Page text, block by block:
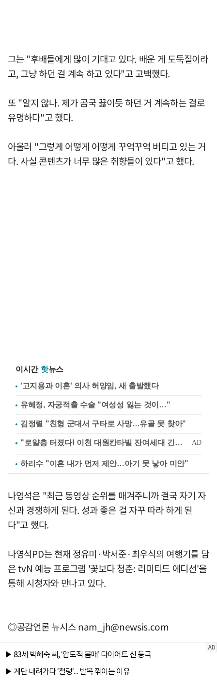
그는 "후배들에게 많이 기대고 있다. 배운 게 도둑질이라
고, 그냥 하던 걸 계속 하고 있다"고 고백했다.
또 "알지 않나. 제가 곰국 끓이듯 하던 거 계속하는 걸로
유명하다"고 했다.
아울러 "그렇게 어떻게 어떻게 꾸역꾸역 버티고 있는 거
다. 사실 콘텐츠가 너무 많은 취향들이 있다"고 했다.
이시간 핫뉴스
'고지용과 이혼' 의사 허양임, 새 출발했다
유혜정, 자궁적출 수술 "여성성 잃는 것이…"
김정렬 "친형 군대서 구타로 사망…유골 못 찾아"
하리수 "이혼 내가 먼저 제안…아기 못 낳아 미안"
나영석은 "최근 동영상 순위를 매겨주니까 결국 자기 자
신과 경쟁하게 된다. 성과 좋은 걸 자꾸 따라 하게 된
다"고 했다.
나영석PD는 현재 정유미·박서준·최우식의 여행기를 담
은 tvN 예능 프로그램 '꽃보다 청춘: 리미티드 에디션'을
통해 시청자와 만나고 있다.
◎공감언론 뉴시스nam_jh@newsis.com